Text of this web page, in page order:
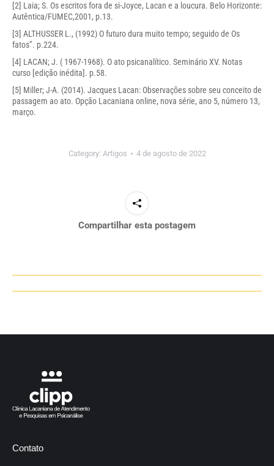
[2] Laia; S. Os escritos fora de si-Joyce, Lacan e a loucura. Belo Horizonte:
Autêntica/FUMEC,2001, p.13.
[3] ALTHUSSER L., (1992) O futuro dura muito tempo; seguido de Os
fatos”. p.224.
[4] LACAN; J. ( 1967-1968). O ato psicanalítico. Seminário XV. Notas
curso [edição inédita]. p.58.
[5] Miller; J-A. (2014). Jacques Lacan: Observações sobre seu conceito de
passagem ao ato. Opção Lacaniana online, nova série, ano 5, número 13,
março.
Category: Artigos 4 de agosto de 2022
Compartilhar esta postagem
Navegação
post:
Contato